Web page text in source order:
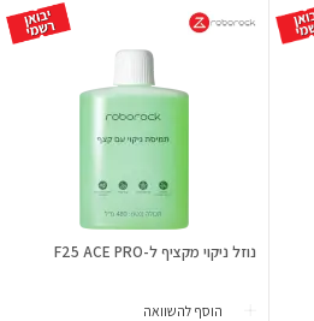
נוזל ניקוי מקציף ל-F25 ACE PRO
הוסף להשוואה